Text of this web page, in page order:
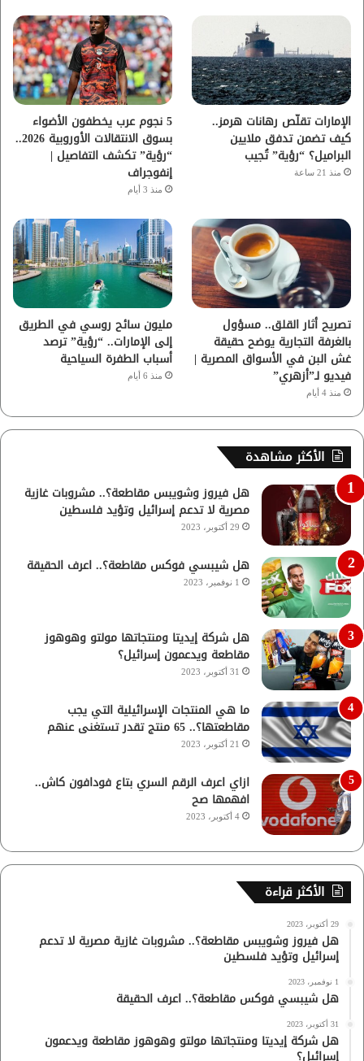
ب
ك
ي
و
ب
ت
ق
ر
م
الإمارات تقلّص رهانات هرمز..
كيف تضمن تدفق ملايين
البراميل؟ “رؤية” تُجيب
منذ 21 ساعة
5 نجوم عرب يخطفون الأضواء
بسوق الانتقالات الأوروبية 2026..
“رؤية” تكشف التفاصيل |
إنفوجراف
منذ 3 أيام
تصريح أثار القلق.. مسؤول
بالغرفة التجارية يوضح حقيقة
غش البن في الأسواق المصرية |
فيديو لـ”أزهري”
منذ 4 أيام
مليون سائح روسي في الطريق
إلى الإمارات.. “رؤية” ترصد
أسباب الطفرة السياحية
منذ 6 أيام
الأكثر مشاهدة
هل فيروز وشويبس مقاطعة؟.. مشروبات غازية
مصرية لا تدعم إسرائيل وتؤيد فلسطين
29 أكتوبر، 2023
هل شيبسي فوكس مقاطعة؟.. اعرف الحقيقة
1 نوفمبر، 2023
هل شركة إيديتا ومنتجاتها مولتو وهوهوز
مقاطعة ويدعمون إسرائيل؟
31 أكتوبر، 2023
ما هي المنتجات الإسرائيلية التي يجب
مقاطعتها؟.. 65 منتج تقدر تستغنى عنهم
21 أكتوبر، 2023
ازاي اعرف الرقم السري بتاع فودافون كاش..
افهمها صح
4 أكتوبر، 2023
الأكثر قراءة
29 أكتوبر، 2023
هل فيروز وشويبس مقاطعة؟.. مشروبات غازية مصرية لا تدعم
إسرائيل وتؤيد فلسطين
1 نوفمبر، 2023
هل شيبسي فوكس مقاطعة؟.. اعرف الحقيقة
31 أكتوبر، 2023
هل شركة إيديتا ومنتجاتها مولتو وهوهوز مقاطعة ويدعمون